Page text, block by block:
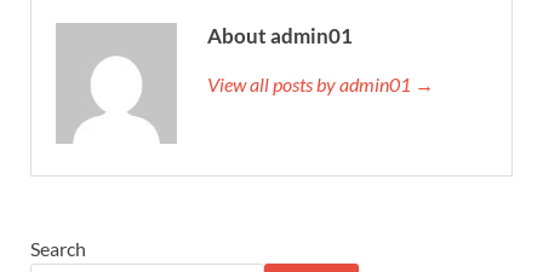
About admin01
View all posts by admin01 →
Search